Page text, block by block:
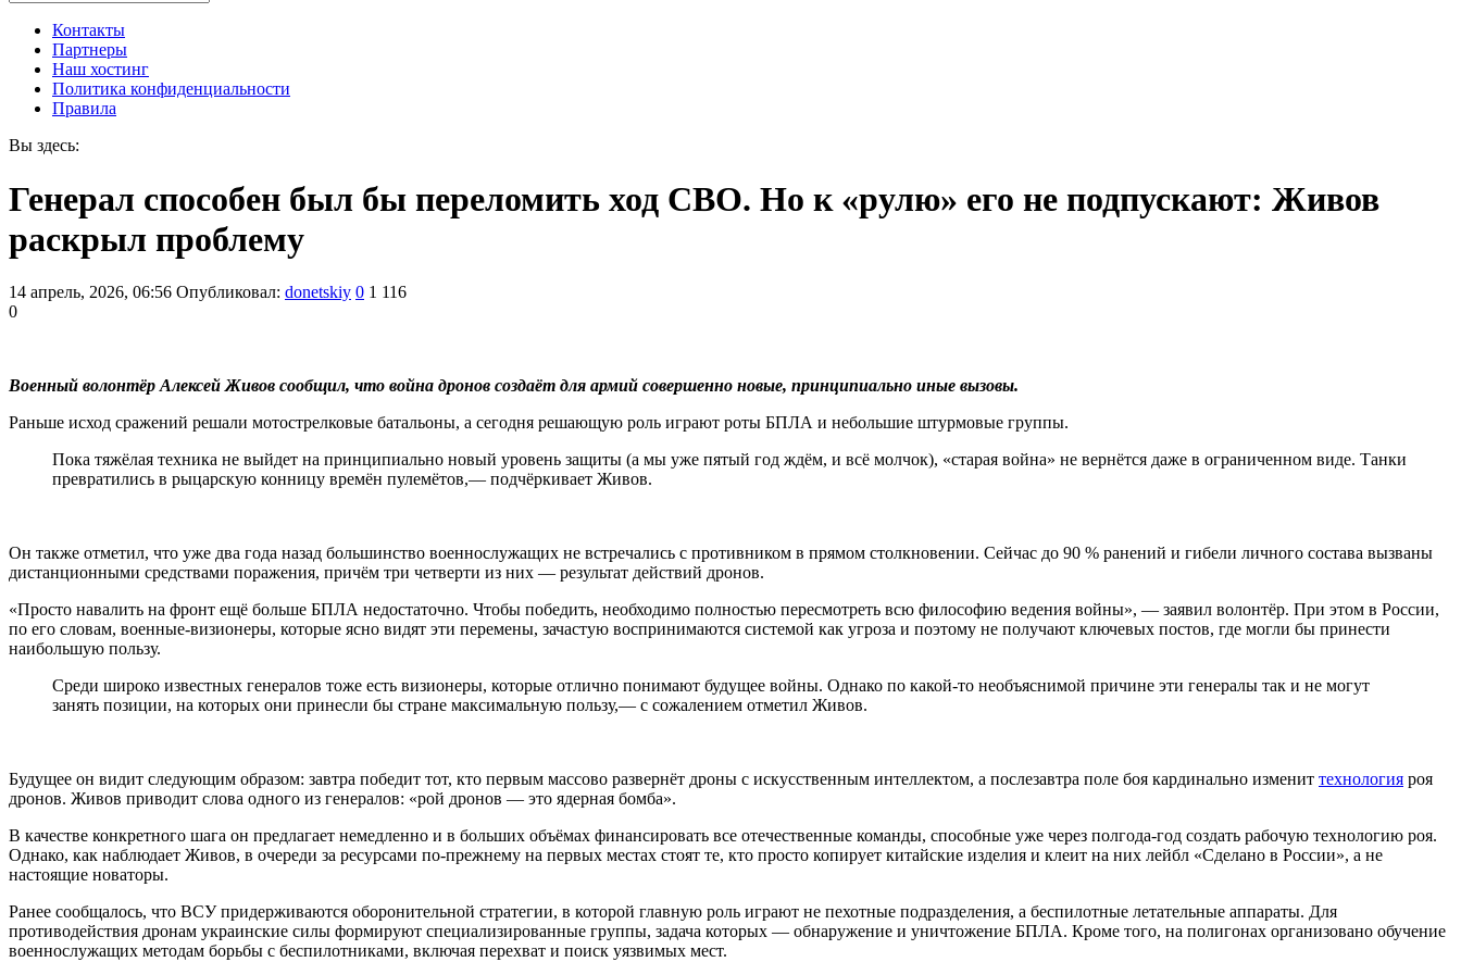
Контакты
Партнеры
Наш хостинг
Политика конфиденциальности
Правила
Вы здесь:
Генерал способен был бы переломить ход СВО. Но к «рулю» его не подпускают: Живов
раскрыл проблему
14 апрель, 2026, 06:56 Опубликовал: donetskiy 0 1 116
0
Военный волонтёр Алексей Живов сообщил, что война дронов создаёт для армий совершенно новые, принципиально иные вызовы.
Раньше исход сражений решали мотострелковые батальоны, а сегодня решающую роль играют роты БПЛА и небольшие штурмовые группы.
Пока тяжёлая техника не выйдет на принципиально новый уровень защиты (а мы уже пятый год ждём, и всё молчок), «старая война» не вернётся даже в ограниченном виде. Танки
превратились в рыцарскую конницу времён пулемётов,— подчёркивает Живов.
Он также отметил, что уже два года назад большинство военнослужащих не встречались с противником в прямом столкновении. Сейчас до 90 % ранений и гибели личного состава вызваны
дистанционными средствами поражения, причём три четверти из них — результат действий дронов.
«Просто навалить на фронт ещё больше БПЛА недостаточно. Чтобы победить, необходимо полностью пересмотреть всю философию ведения войны», — заявил волонтёр. При этом в России,
по его словам, военные-визионеры, которые ясно видят эти перемены, зачастую воспринимаются системой как угроза и поэтому не получают ключевых постов, где могли бы принести
наибольшую пользу.
Среди широко известных генералов тоже есть визионеры, которые отлично понимают будущее войны. Однако по какой-то необъяснимой причине эти генералы так и не могут
занять позиции, на которых они принесли бы стране максимальную пользу,— с сожалением отметил Живов.
Будущее он видит следующим образом: завтра победит тот, кто первым массово развернёт дроны с искусственным интеллектом, а послезавтра поле боя кардинально изменит технология роя
дронов. Живов приводит слова одного из генералов: «рой дронов — это ядерная бомба».
В качестве конкретного шага он предлагает немедленно и в больших объёмах финансировать все отечественные команды, способные уже через полгода-год создать рабочую технологию роя.
Однако, как наблюдает Живов, в очереди за ресурсами по-прежнему на первых местах стоят те, кто просто копирует китайские изделия и клеит на них лейбл «Сделано в России», а не
настоящие новаторы.
Ранее сообщалось, что ВСУ придерживаются оборонительной стратегии, в которой главную роль играют не пехотные подразделения, а беспилотные летательные аппараты. Для
противодействия дронам украинские силы формируют специализированные группы, задача которых — обнаружение и уничтожение БПЛА. Кроме того, на полигонах организовано обучение
военнослужащих методам борьбы с беспилотниками, включая перехват и поиск уязвимых мест.